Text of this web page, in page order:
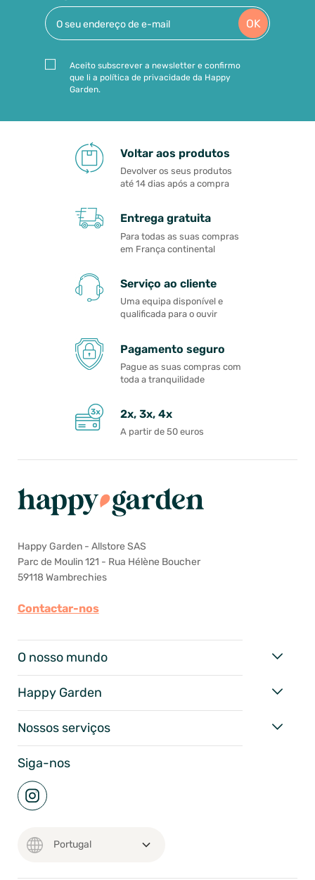
OK
Aceito subscrever a newsletter e confirmo
que li a política de privacidade da Happy
Garden.
Voltar aos produtos
Devolver os seus produtos
até 14 dias após a compra
Entrega gratuita
Para todas as suas compras
em França continental
Serviço ao cliente
Uma equipa disponível e
qualificada para o ouvir
Pagamento seguro
Pague as suas compras com
toda a tranquilidade
2x, 3x, 4x
A partir de 50 euros
Happy Garden - Allstore SAS
Parc de Moulin 121 - Rua Hélène Boucher
59118 Wambrechies
Contactar-nos
O nosso mundo
Happy Garden
Nossos serviços
Siga-nos